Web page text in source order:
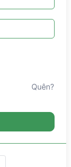
Quên?